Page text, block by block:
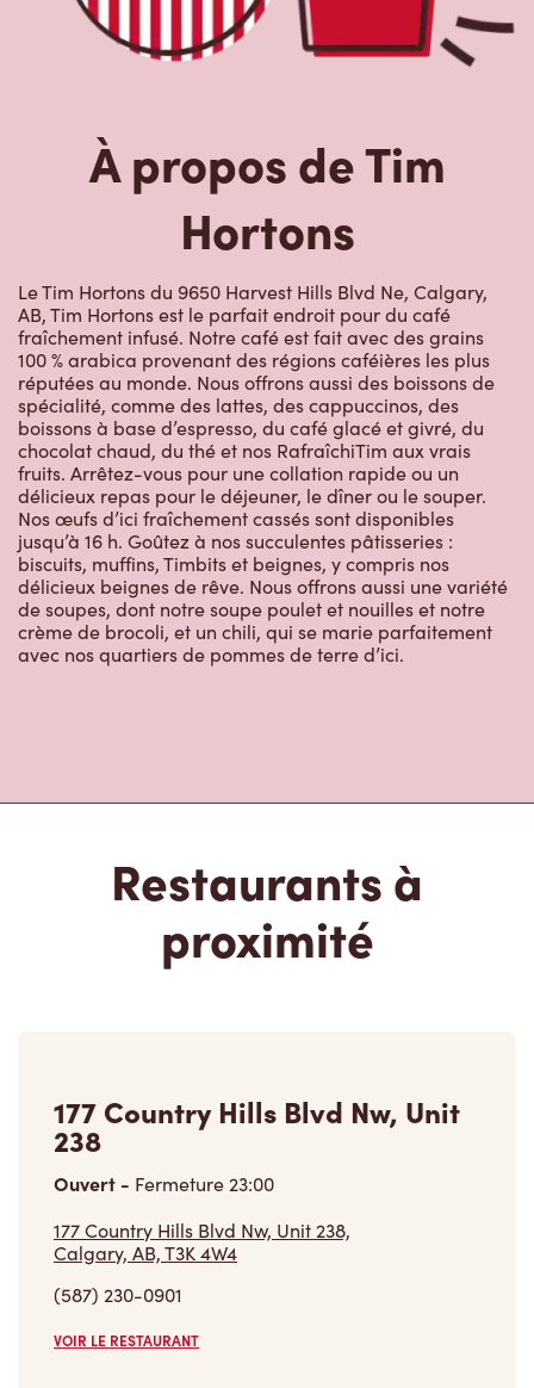
À propos de Tim
Hortons
Le Tim Hortons du 9650 Harvest Hills Blvd Ne, Calgary,
AB, Tim Hortons est le parfait endroit pour du café
fraîchement infusé. Notre café est fait avec des grains
100 % arabica provenant des régions caféières les plus
réputées au monde. Nous offrons aussi des boissons de
spécialité, comme des lattes, des cappuccinos, des
boissons à base d’espresso, du café glacé et givré, du
chocolat chaud, du thé et nos RafraîchiTim aux vrais
fruits. Arrêtez-vous pour une collation rapide ou un
délicieux repas pour le déjeuner, le dîner ou le souper.
Nos œufs d’ici fraîchement cassés sont disponibles
jusqu’à 16 h. Goûtez à nos succulentes pâtisseries :
biscuits, muffins, Timbits et beignes, y compris nos
délicieux beignes de rêve. Nous offrons aussi une variété
de soupes, dont notre soupe poulet et nouilles et notre
crème de brocoli, et un chili, qui se marie parfaitement
avec nos quartiers de pommes de terre d’ici.
Restaurants à
proximité
177 Country Hills Blvd Nw, Unit
238
Ouvert - Fermeture23:00
177 Country Hills Blvd Nw, Unit 238,
Calgary, AB, T3K 4W4
(587) 230-0901
VOIR LE RESTAURANT